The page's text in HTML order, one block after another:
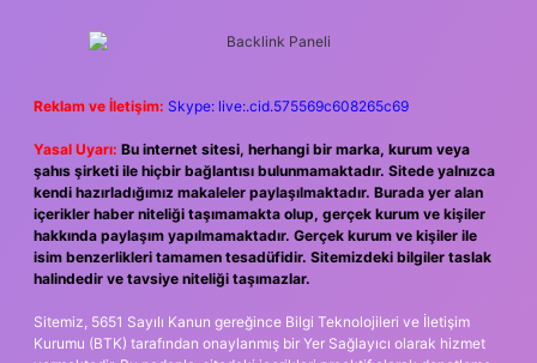
Reklam ve İletişim: Skype: live:.cid.575569c608265c69
Yasal Uyarı: Bu internet sitesi, herhangi bir marka, kurum veya
şahıs şirketi ile hiçbir bağlantısı bulunmamaktadır. Sitede yalnızca
kendi hazırladığımız makaleler paylaşılmaktadır. Burada yer alan
içerikler haber niteliği taşımamakta olup, gerçek kurum ve kişiler
hakkında paylaşım yapılmamaktadır. Gerçek kurum ve kişiler ile
isim benzerlikleri tamamen tesadüfidir. Sitemizdeki bilgiler taslak
halindedir ve tavsiye niteliği taşımazlar.
Sitemiz, 5651 Sayılı Kanun gereğince Bilgi Teknolojileri ve İletişim
Kurumu (BTK) tarafından onaylanmış bir Yer Sağlayıcı olarak hizmet